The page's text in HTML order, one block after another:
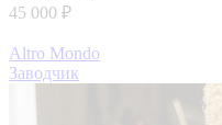
45 000 ₽
Altro Mondo
Заводчик